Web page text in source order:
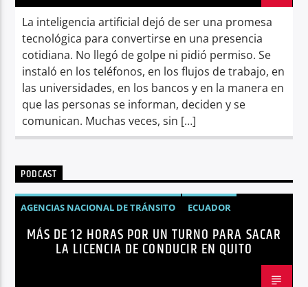
La inteligencia artificial dejó de ser una promesa
tecnológica para convertirse en una presencia
cotidiana. No llegó de golpe ni pidió permiso. Se
instaló en los teléfonos, en los flujos de trabajo, en
las universidades, en los bancos y en la manera en
que las personas se informan, deciden y se
comunican. Muchas veces, sin […]
PODCAST
AGENCIAS NACIONAL DE TRÁNSITO
ECUADOR
LICENCIAS
NOTICIAS
MÁS DE 12 HORAS POR UN TURNO PARA SACAR
LA LICENCIA DE CONDUCIR EN QUITO